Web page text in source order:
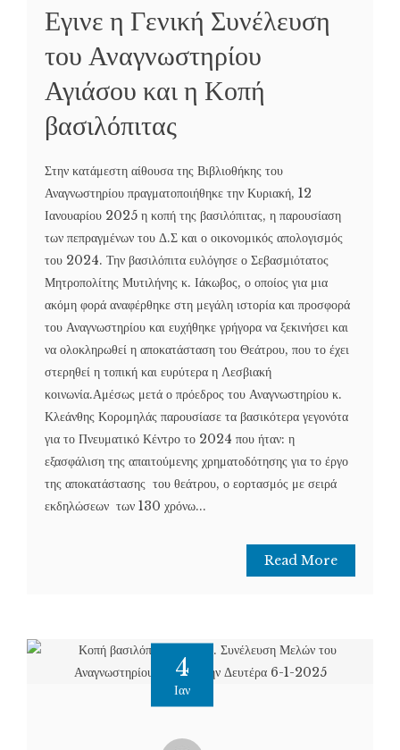
Εγινε η Γενική Συνέλευση
του Αναγνωστηρίου
Αγιάσου και η Κοπή
βασιλόπιτας
Στην κατάμεστη αίθουσα της Βιβλιοθήκης του
Αναγνωστηρίου πραγματοποιήθηκε την Κυριακή, 12
Ιανουαρίου 2025 η κοπή της βασιλόπιτας, η παρουσίαση
των πεπραγμένων του Δ.Σ και ο οικονομικός απολογισμός
του 2024. Την βασιλόπιτα ευλόγησε ο Σεβασμιότατος
Μητροπολίτης Μυτιλήνης κ. Ιάκωβος, ο οποίος για μια
ακόμη φορά αναφέρθηκε στη μεγάλη ιστορία και προσφορά
του Αναγνωστηρίου και ευχήθηκε γρήγορα να ξεκινήσει και
να ολοκληρωθεί η αποκατάσταση του Θεάτρου, που το έχει
στερηθεί η τοπική και ευρύτερα η Λεσβιακή
κοινωνία.Αμέσως μετά ο πρόεδρος του Αναγνωστηρίου κ.
Κλεάνθης Κορομηλάς παρουσίασε τα βασικότερα γεγονότα
για το Πνευματικό Κέντρο το 2024 που ήταν: η
εξασφάλιση της απαιτούμενης χρηματοδότησης για το έργο
της αποκατάστασης του θεάτρου, ο εορτασμός με σειρά
εκδηλώσεων των 130 χρόνω...
Read More
4
Ιαν